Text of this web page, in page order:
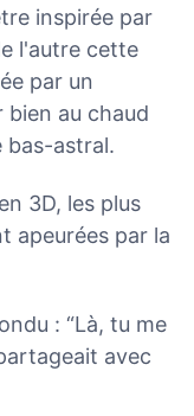
inspirée par
l'autre cette
par un
au chaud
bas-astral.
3D, les plus
apeurées par la
: “Là, tu me
avec